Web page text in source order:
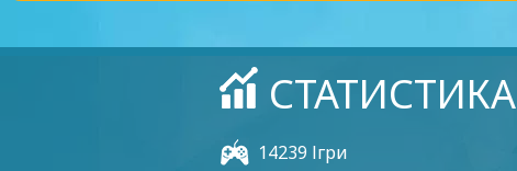
СТАТИСТИКА
14239 Ігри